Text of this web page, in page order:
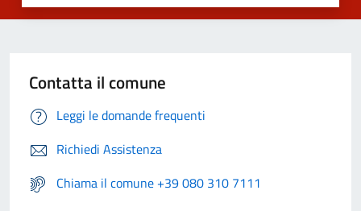
Contatta il comune
Leggi le domande frequenti
Richiedi Assistenza
Chiama il comune +39 080 310 7111